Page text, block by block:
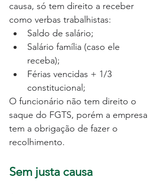
causa, só tem direito a receber
como verbas trabalhistas:
Saldo de salário;
Salário família (caso ele
receba);
Férias vencidas + 1/3
constitucional;
O funcionário não tem direito o
saque do FGTS, porém a empresa
tem a obrigação de fazer o
recolhimento.
Sem justa causa